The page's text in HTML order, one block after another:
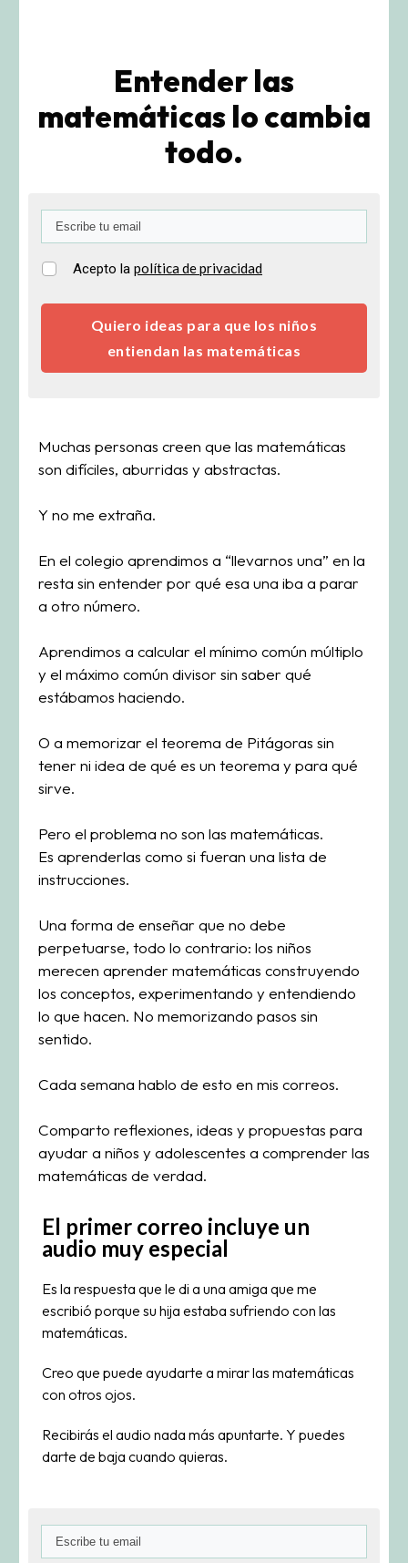
Entender las
matemáticas lo cambia
todo.
Acepto la política de privacidad
Quiero ideas para que los niños
entiendan las matemáticas
Muchas personas creen que las matemáticas
son difíciles, aburridas y abstractas.
Y no me extraña.
En el colegio aprendimos a “llevarnos una” en la
resta sin entender por qué esa una iba a parar
a otro número.
Aprendimos a calcular el mínimo común múltiplo
y el máximo común divisor sin saber qué
estábamos haciendo.
O a memorizar el teorema de Pitágoras sin
tener ni idea de qué es un teorema y para qué
sirve.
Pero el problema no son las matemáticas.
Es aprenderlas como si fueran una lista de
instrucciones.
Una forma de enseñar que no debe
perpetuarse, todo lo contrario: los niños
merecen aprender matemáticas construyendo
los conceptos, experimentando y entendiendo
lo que hacen. No memorizando pasos sin
sentido.
Cada semana hablo de esto en mis correos.
Comparto reflexiones, ideas y propuestas para
ayudar a niños y adolescentes a comprender las
matemáticas de verdad.
El primer correo incluye un
audio muy especial
Es la respuesta que le di a una amiga que me
escribió porque su hija estaba sufriendo con las
matemáticas.
Creo que puede ayudarte a mirar las matemáticas
con otros ojos.
Recibirás el audio nada más apuntarte. Y puedes
darte de baja cuando quieras.